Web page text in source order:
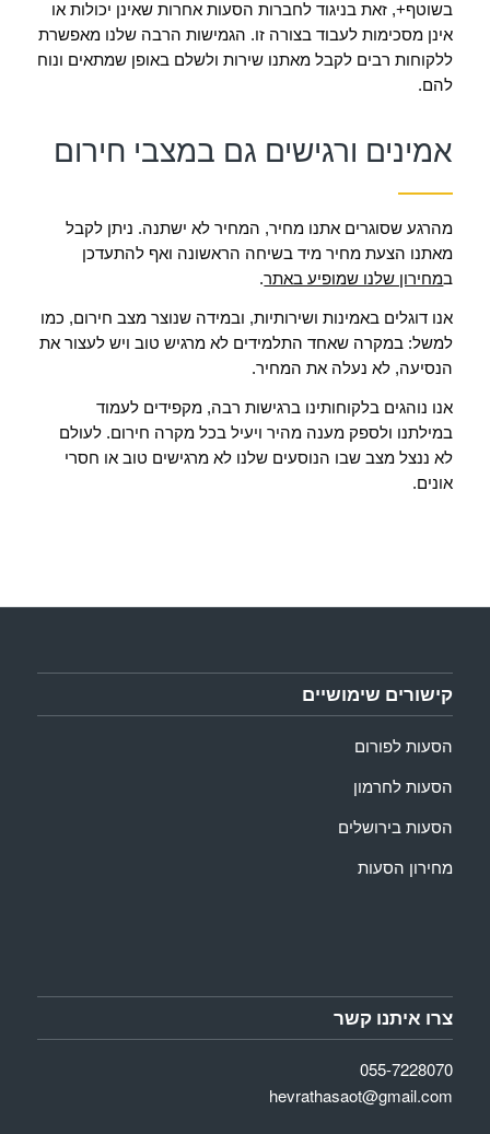
בשוטף+, זאת בניגוד לחברות הסעות אחרות שאינן יכולות או
אינן מסכימות לעבוד בצורה זו. הגמישות הרבה שלנו מאפשרת
ללקוחות רבים לקבל מאתנו שירות ולשלם באופן שמתאים ונוח
להם.
אמינים ורגישים גם במצבי חירום
מהרגע שסוגרים אתנו מחיר, המחיר לא ישתנה. ניתן לקבל
מאתנו הצעת מחיר מיד בשיחה הראשונה ואף להתעדכן
במחירון שלנו שמופיע באתר.
אנו דוגלים באמינות ושירותיות, ובמידה שנוצר מצב חירום, כמו
למשל: במקרה שאחד התלמידים לא מרגיש טוב ויש לעצור את
הנסיעה, לא נעלה את המחיר.
אנו נוהגים בלקוחותינו ברגישות רבה, מקפידים לעמוד
במילתנו ולספק מענה מהיר ויעיל בכל מקרה חירום. לעולם
לא ננצל מצב שבו הנוסעים שלנו לא מרגישים טוב או חסרי
אונים.
קישורים שימושיים
הסעות לפורום
הסעות לחרמון
הסעות בירושלים
מחירון הסעות
צרו איתנו קשר
055-7228070
hevrathasaot@gmail.com